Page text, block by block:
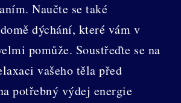
Naučte se také
dýchání, které vám v
pomůže. Soustřeďte se na
vašeho těla před
potřebný výdej energie